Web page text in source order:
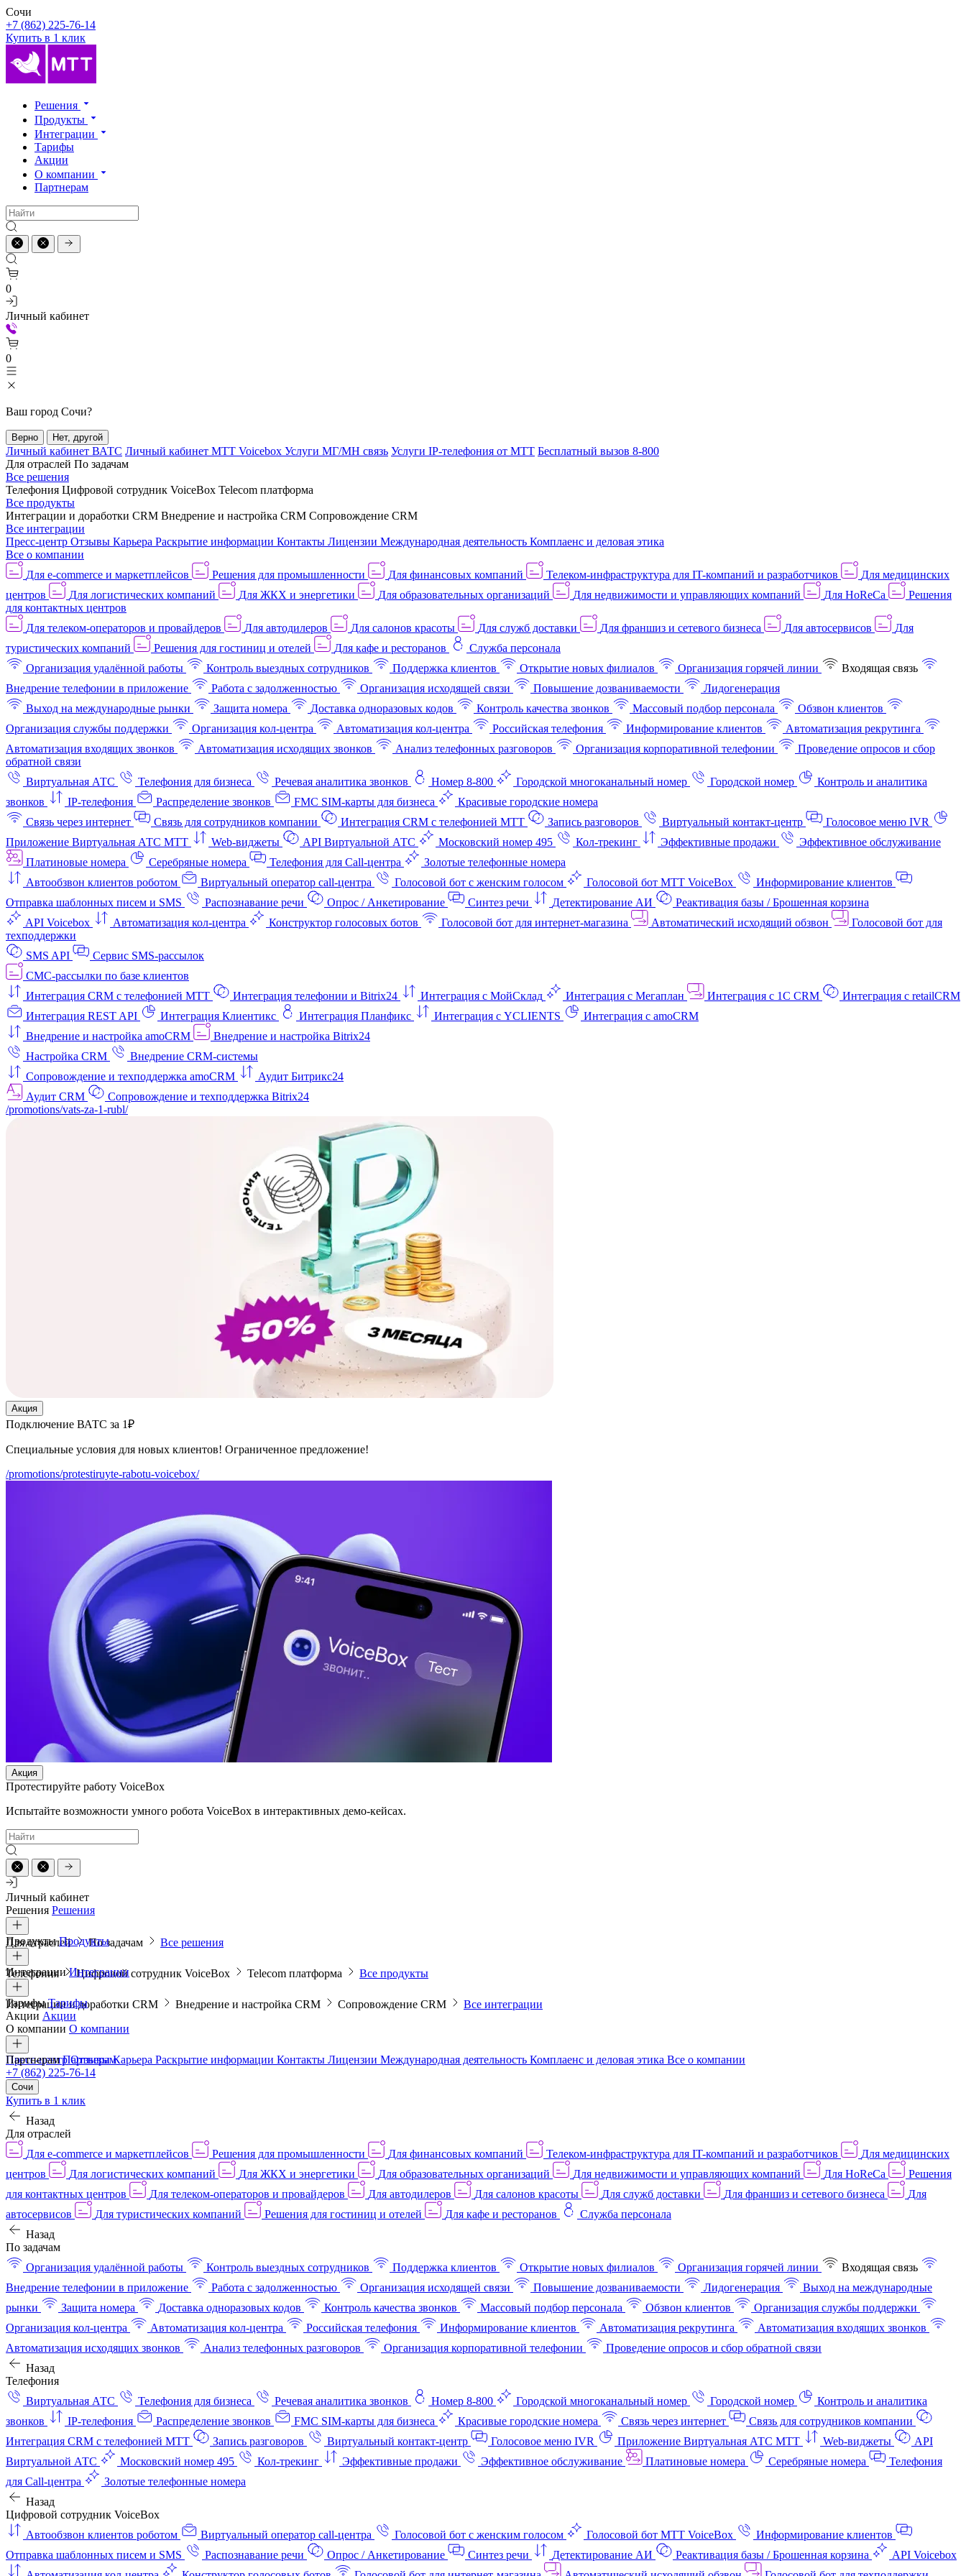
Сочи
+7 (862) 225-76-14
Купить в 1 клик
Решения
Продукты
Интеграции
Тарифы
Акции
О компании
Партнерам
0
Личный кабинет
0
Ваш город Сочи?
Верно Нет, другой
Личный кабинет ВАТС Личный кабинет МТТ Voicebox Услуги МГ/МН связь Услуги IP-телефония от МТТ Бесплатный вызов 8-800
Для отраслей По задачам
Все решения
Телефония Цифровой сотрудник VoiceBox Telecom платформа
Все продукты
Интеграции и доработки CRM Внедрение и настройка CRM Сопровождение CRM
Все интеграции
Пресс-центр Отзывы Карьера Раскрытие информации Контакты Лицензии Международная деятельность Комплаенс и деловая этика
Все о компании
Для e-commerce и маркетплейсов
Решения для промышленности Для финансовых компаний Телеком-инфраструктура для IT-компаний и разработчиков
Для медицинских
центров
Для логистических компаний Для ЖКХ и энергетики Для образовательных организаций Для недвижимости и управляющих компаний Для HoReCa
Решения
для контактных центров
Для телеком-операторов и провайдеров
Для автодилеров Для салонов красоты Для служб доставки Для франшиз и сетевого бизнеса Для автосервисов
Для
туристических компаний
Решения для гостиниц и отелей Для кафе и ресторанов
Служба персонала
Организация удалённой работы
Контроль выездных сотрудников Поддержка клиентов Открытие новых филиалов Организация горячей линии
Входящая связь
Внедрение телефонии в приложение
Работа с задолженностью Организация исходящей связи Повышение дозваниваемости
Лидогенерация
Выход на международные рынки
Защита номера Доставка одноразовых кодов Контроль качества звонков Массовый подбор персонала
Обзвон клиентов
Организация службы поддержки
Организация кол-центра Автоматизация кол-центра Российская телефония Информирование клиентов
Автоматизация рекрутинга
Автоматизация входящих звонков
Автоматизация исходящих звонков Анализ телефонных разговоров Организация корпоративной телефонии
Проведение опросов и сбор
обратной связи
Виртуальная АТС
Телефония для бизнеса Речевая аналитика звонков Номер 8-800 Городской многоканальный номер Городской номер
Контроль и аналитика
звонков
IP-телефония Распределение звонков FMC SIM-карты для бизнеса
Красивые городские номера
Связь через интернет
Связь для сотрудников компании Интеграция CRM с телефонией МТТ Запись разговоров Виртуальный контакт‑центр
Голосовое меню IVR
Приложение Виртуальная АТС МТТ
Web-виджеты API Виртуальной АТС Московский номер 495 Кол-трекинг Эффективные продажи
Эффективное обслуживание
Платиновые номера
Серебряные номера Телефония для Call-центра
Золотые телефонные номера
Автообзвон клиентов роботом
Виртуальный оператор call-центра Голосовой бот с женским голосом Голосовой бот МТТ VoiceBox
Информирование клиентов
Отправка шаблонных писем и SMS
Распознавание речи Опрос / Анкетирование Синтез речи Детектирование АИ
Реактивация базы / Брошенная корзина
API Voicebox
Автоматизация кол‑центра Конструктор голосовых ботов Голосовой бот для интернет‑магазина Автоматический исходящий обзвон
Голосовой бот для
техподдержки
SMS API
Сервис SMS-рассылок
СМС-рассылки по базе клиентов
Интеграция CRM с телефонией МТТ
Интеграция телефонии и Bitrix24 Интеграция с МойСклад Интеграция с Мегаплан Интеграция с 1C CRM
Интеграция с retailCRM
Интеграция REST API
Интеграция Клиентикс Интеграция Планфикс Интеграция с YCLIENTS
Интеграция с amoCRM
Внедрение и настройка amoCRM
Внедрение и настройка Bitrix24
Настройка CRM
Внедрение CRM-системы
Сопровождение и техподдержка amoCRM
Аудит Битрикс24
Аудит CRM
Сопровождение и техподдержка Bitrix24
/promotions/vats-za-1-rubl/
Акция
Подключение ВАТС за 1₽
Специальные условия для новых клиентов! Ограниченное предложение!
/promotions/protestiruyte-rabotu-voicebox/
Акция
Протестируйте работу VoiceBox
Испытайте возможности умного робота VoiceBox в интерактивных демо-кейсах.
Личный кабинет
Решения Решения
Для отраслей По задачам Все решения
ПродуктыПродукты
Телефония Цифровой сотрудник VoiceBox Telecom платформа Все продукты
ИнтеграцииИнтеграции
Интеграции и доработки CRM Внедрение и настройка CRM Сопровождение CRM Все интеграции
ТарифыТарифы
Акции Акции
О компании О компании
Пресс-центрОтзывыКарьера Раскрытие информации Контакты Лицензии Международная деятельность Комплаенс и деловая этика Все о компании
ПартнерамПартнерам
+7 (862) 225-76-14
Сочи
Купить в 1 клик
Назад
Для отраслей
Для e-commerce и маркетплейсов
Решения для промышленности Для финансовых компаний Телеком-инфраструктура для IT-компаний и разработчиков
Для медицинских
центров
Для логистических компаний Для ЖКХ и энергетики Для образовательных организаций Для недвижимости и управляющих компаний Для HoReCa
Решения
для контактных центров
Для телеком-операторов и провайдеров Для автодилеров Для салонов красоты Для служб доставки Для франшиз и сетевого бизнеса
Для
автосервисов
Для туристических компаний Решения для гостиниц и отелей Для кафе и ресторанов
Служба персонала
Назад
По задачам
Организация удалённой работы
Контроль выездных сотрудников Поддержка клиентов Открытие новых филиалов Организация горячей линии
Входящая связь
Внедрение телефонии в приложение
Работа с задолженностью Организация исходящей связи Повышение дозваниваемости Лидогенерация
Выход на международные
рынки
Защита номера Доставка одноразовых кодов Контроль качества звонков Массовый подбор персонала Обзвон клиентов
Организация службы поддержки
Организация кол-центра
Автоматизация кол-центра Российская телефония Информирование клиентов Автоматизация рекрутинга
Автоматизация входящих звонков
Автоматизация исходящих звонков
Анализ телефонных разговоров Организация корпоративной телефонии
Проведение опросов и сбор обратной связи
Назад
Телефония
Виртуальная АТС
Телефония для бизнеса Речевая аналитика звонков Номер 8-800 Городской многоканальный номер Городской номер
Контроль и аналитика
звонков
IP-телефония Распределение звонков FMC SIM-карты для бизнеса Красивые городские номера Связь через интернет
Связь для сотрудников компании
Интеграция CRM с телефонией МТТ
Запись разговоров Виртуальный контакт‑центр Голосовое меню IVR Приложение Виртуальная АТС МТТ Web-виджеты
API
Виртуальной АТС
Московский номер 495 Кол-трекинг Эффективные продажи Эффективное обслуживание Платиновые номера Серебряные номера
Телефония
для Call-центра
Золотые телефонные номера
Назад
Цифровой сотрудник VoiceBox
Автообзвон клиентов роботом
Виртуальный оператор call-центра Голосовой бот с женским голосом Голосовой бот МТТ VoiceBox
Информирование клиентов
Отправка шаблонных писем и SMS
Распознавание речи Опрос / Анкетирование Синтез речи Детектирование АИ Реактивация базы / Брошенная корзина
API Voicebox